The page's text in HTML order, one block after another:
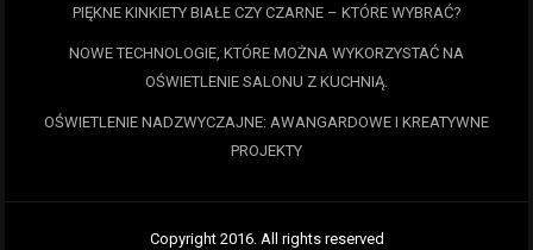
PIĘKNE KINKIETY BIAŁE CZY CZARNE – KTÓRE WYBRAĆ?
NOWE TECHNOLOGIE, KTÓRE MOŻNA WYKORZYSTAĆ NA
OŚWIETLENIE SALONU Z KUCHNIĄ.
OŚWIETLENIE NADZWYCZAJNE: AWANGARDOWE I KREATYWNE
PROJEKTY
Copyright 2016. All rights reserved